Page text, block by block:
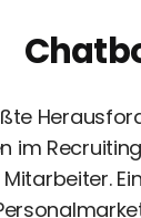
geben
im